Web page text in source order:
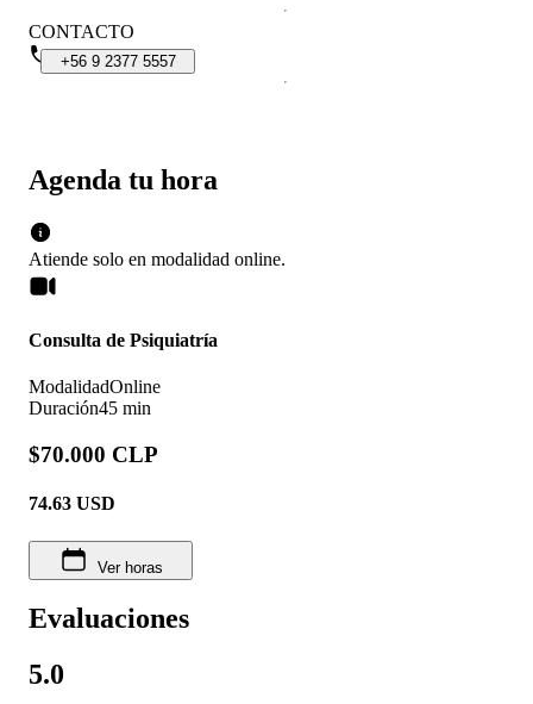
Agenda tu hora
Atiende solo en modalidad online.
Consulta de Psiquiatría
ModalidadOnline
Duración45 min
$70.000 CLP
74.63 USD
Ver horas
Evaluaciones
5.0
CONTACTO
+56 9 2377 5557